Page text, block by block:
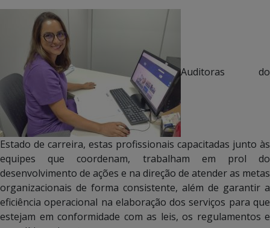
Auditoras do
Estado de carreira, estas profissionais capacitadas junto às
equipes que coordenam, trabalham em prol do
desenvolvimento de ações e na direção de atender as metas
organizacionais de forma consistente, além de garantir a
eficiência operacional na elaboração dos serviços para que
estejam em conformidade com as leis, os regulamentos e